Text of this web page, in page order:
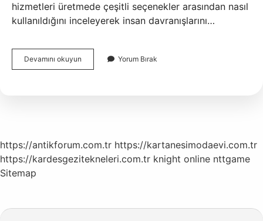
hizmetleri üretmede çeşitli seçenekler arasından nasıl
kullanıldığını inceleyerek insan davranışlarını…
Devamını okuyun Ekonomiya
Ne
Yorum Bırak
https://antikforum.com.tr https://kartanesimodaevi.com.tr
https://kardesgezitekneleri.com.tr knight online nttgame
Sitemap